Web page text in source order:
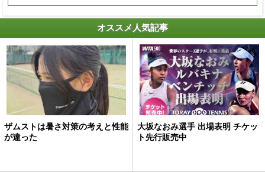
オススメ人気記事
ザムストは暑さ対策の考えと性能
が違った
大坂なおみ選手 出場表明 チケッ
ト先行販売中